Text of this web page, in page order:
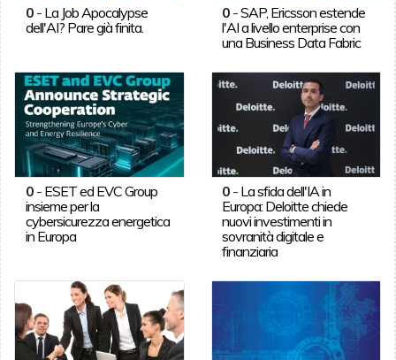
0- La Job Apocalypse
dell'AI? Pare già finita.
0 -SAP, Ericsson estende
l'AI a livello enterprise con
una Business Data Fabric
0- ESET ed EVC Group
insieme per la
cybersicurezza energetica
in Europa
0 - La sfida dell'IA in
Europa: Deloitte chiede
nuovi investimenti in
sovranità digitale e
finanziaria